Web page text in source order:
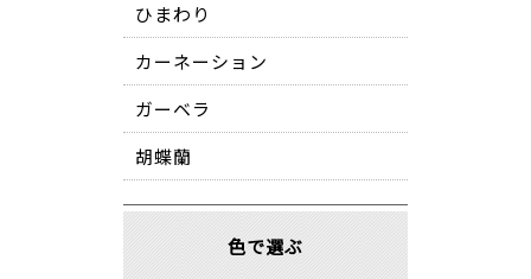
ひまわり
カーネーション
ガーベラ
胡蝶蘭
色で選ぶ